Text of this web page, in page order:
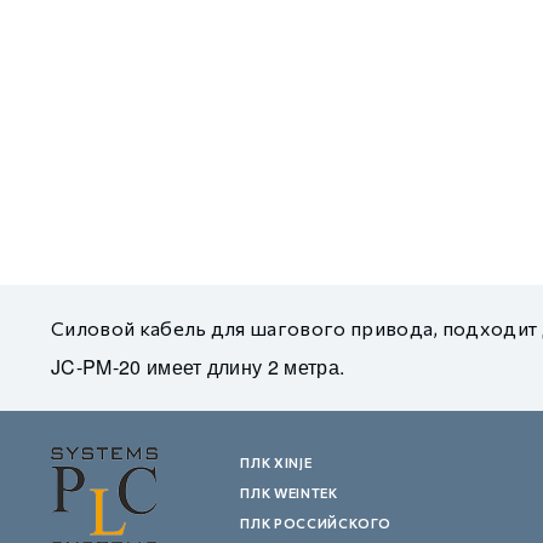
Силовой кабель для шагового привода,
JC-PM-20 имеет длину 2 метра.
ПЛК XINJE
ПЛК WEINTEK
ПЛК РОССИЙСКОГО